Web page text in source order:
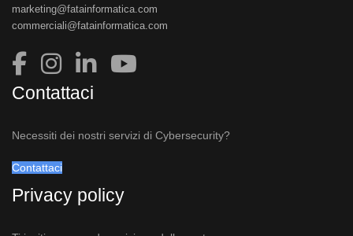
marketing@fatainformatica.com
commerciali@fatainformatica.com
Contattaci
Necessiti dei nostri servizi di Cybersecurity?
Contattaci
Privacy policy